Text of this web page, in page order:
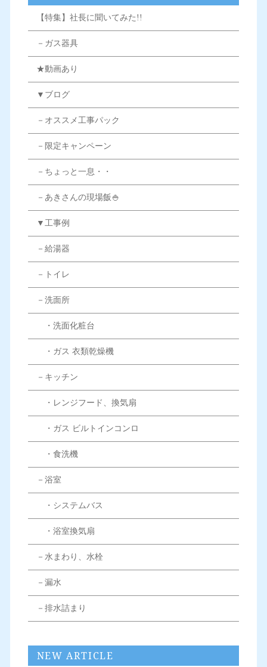
【特集】社長に聞いてみた!!
－ガス器具
★動画あり
▼ブログ
－オススメ工事パック
－限定キャンペーン
－ちょっと一息・・
－あきさんの現場飯🍚
▼工事例
－給湯器
－トイレ
－洗面所
・洗面化粧台
・ガス 衣類乾燥機
－キッチン
・レンジフード、換気扇
・ガス ビルトインコンロ
・食洗機
－浴室
・システムバス
・浴室換気扇
－水まわり、水栓
－漏水
－排水詰まり
NEW ARTICLE